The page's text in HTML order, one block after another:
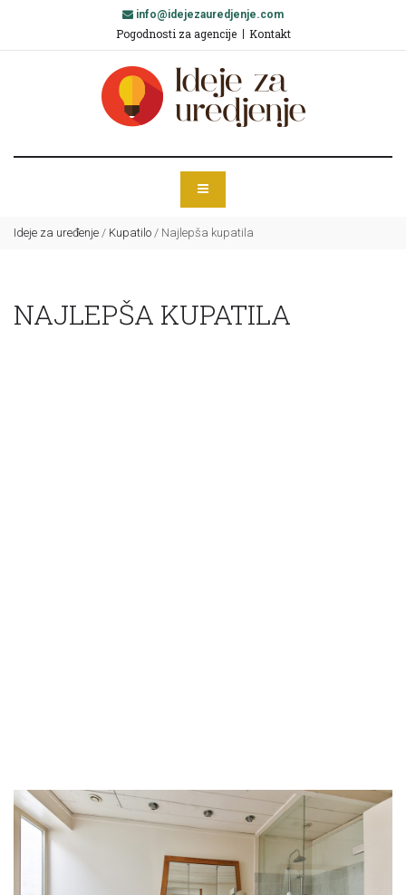
info@idejezauredjenje.com
Pogodnosti za agencije Kontakt
Ideje za uređenje / Kupatilo / Najlepša kupatila
NAJLEPŠA KUPATILA